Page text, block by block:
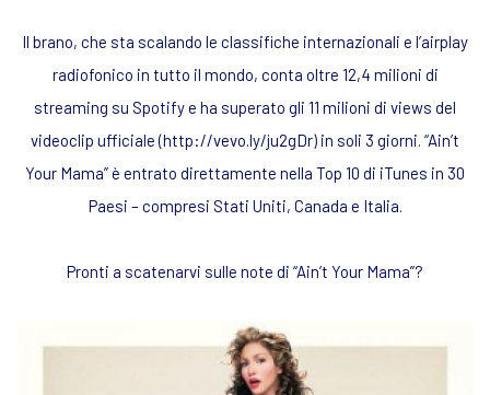
Il brano, che sta scalando le classifiche internazionali e l’airplay
radiofonico in tutto il mondo, conta oltre 12,4 milioni di
streaming su Spotify e ha superato gli 11 milioni di views del
videoclip ufficiale (http://vevo.ly/ju2gDr) in soli 3 giorni. “Ain’t
Your Mama” è entrato direttamente nella Top 10 di iTunes in 30
Paesi – compresi Stati Uniti, Canada e Italia.
Pronti a scatenarvi sulle note di “Ain’t Your Mama”?